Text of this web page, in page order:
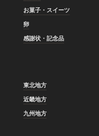
お菓子・スイーツ
卵
感謝状・記念品
東北地方
近畿地方
九州地方